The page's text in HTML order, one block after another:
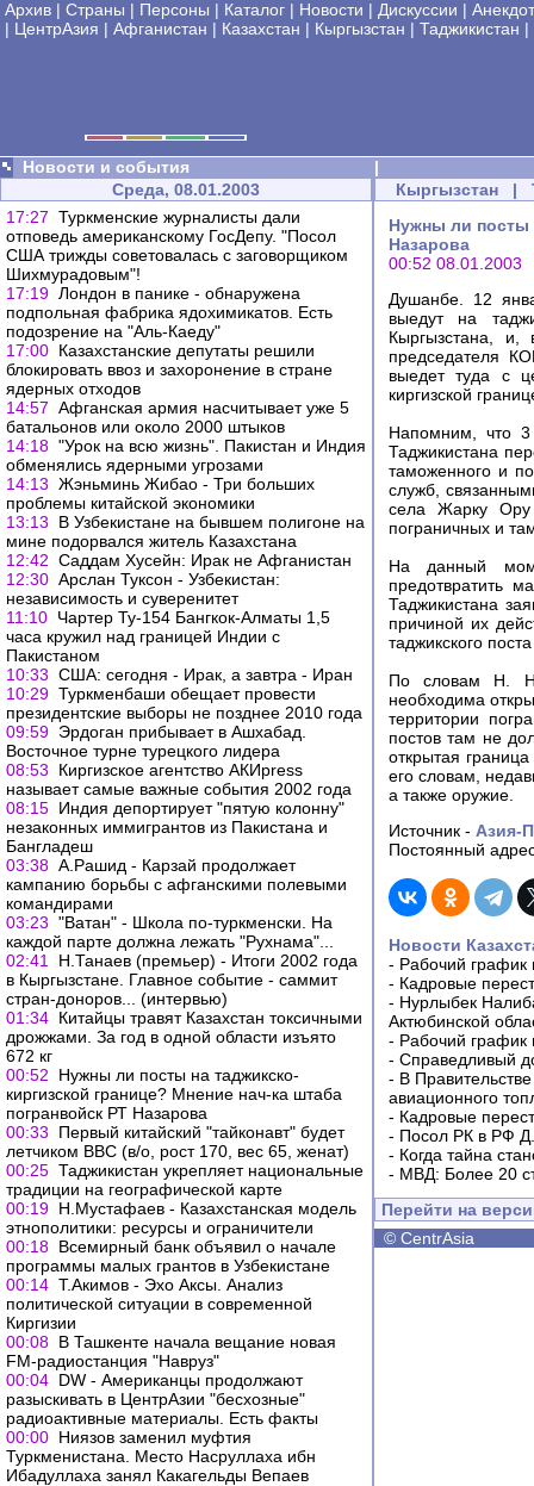
Архив | Страны | Персоны | Каталог | Новости | Дискуссии |
| ЦентрАзия | Афганистан | Казахстан | Кыргызстан | Таджикистан |
Новости и события
|
Среда, 08.01.2003
17:27 Туркменские журналисты дали
отповедь американскому ГосДепу. "Посол
США трижды советовалась с заговорщиком
Шихмурадовым"!
17:19 Лондон в панике - обнаружена
подпольная фабрика ядохимикатов. Есть
подозрение на "Аль-Каеду"
17:00 Казахстанские депутаты решили
блокировать ввоз и захоронение в стране
ядерных отходов
14:57 Афганская армия насчитывает уже 5
батальонов или около 2000 штыков
14:18 "Урок на всю жизнь". Пакистан и Индия
обменялись ядерными угрозами
14:13 Жэньминь Жибао - Три больших
проблемы китайской экономики
13:13
В Узбекистане на бывшем полигоне на
мине подорвался житель Казахстана
12:42 Саддам Хусейн: Ирак не Афганистан
12:30 Арслан Туксон - Узбекистан:
независимость и суверенитет
11:10 Чартер Ту-154 Бангкок-Алматы 1,5
часа кружил над границей Индии с
Пакистаном
10:33 США: сегодня - Ирак, а завтра - Иран
10:29 Туркменбаши обещает провести
президентские выборы не позднее 2010 года
09:59 Эрдоган прибывает в Ашхабад.
Восточное турне турецкого лидера
08:53
Киргизское агентство АКИpress
называет самые важные события 2002 года
08:15 Индия депортирует "пятую колонну"
незаконных иммигрантов из Пакистана и
Бангладеш
03:38 А.Рашид - Карзай продолжает
кампанию борьбы с афганскими полевыми
командирами
03:23 "Ватан" - Школа по-туркменски. На
каждой парте должна лежать "Рухнама"...
02:41
Н.Танаев (премьер) - Итоги 2002 года
в Кыргызстане. Главное событие - саммит
стран-доноров... (интервью)
01:34 Китайцы травят Казахстан токсичными
дрожжами. За год в одной области изъято
672 кг
00:52
Нужны ли посты на таджикско-
киргизской границе? Мнение нач-ка штаба
погранвойск РТ Назарова
00:33
Первый китайский "тайконавт" будет
летчиком ВВС (в/о, рост 170, вес 65, женат)
00:25 Таджикистан укрепляет национальные
традиции на географической карте
00:19 Н.Мустафаев - Казахстанская модель
этнополитики: ресурсы и ограничители
00:18 Всемирный банк объявил о начале
программы малых грантов в Узбекистане
00:14 Т.Акимов - Эхо Аксы. Анализ
политической ситуации в современной
Киргизии
00:08 В Ташкенте начала вещание новая
FM-радиостанция "Навруз"
00:04 DW - Американцы продолжают
разыскивать в ЦентрАзии "бесхозные"
радиоактивные материалы. Есть факты
00:00 Ниязов заменил муфтия
Туркменистана. Место Насруллаха ибн
Ибадуллаха занял Какагельды Вепаев
Кыргызстан |
Нужны ли посты
Назарова
00:52 08.01.2003
Душанбе. 12
выедут на
Кыргызстана, и,
председателя
выедет туда с
киргизской
Напомним, что 3
Таджикистана
таможенного и
служб,
села Жарку Ору
пограничных и
На данный
предотвратить
Таджикистана
причиной их
таджикского
По словам Н.
необходима
территории
постов там не
открытая
его словам,
а также оружие.
Источник - Азия-
Постоянный
Новости
- Рабочий график
- Кадровые
- Нурлыбек
Актюбинской
- Рабочий график
- Справедливый
- В
авиационного
- Кадровые
- Посол РК в РФ
- Когда тайна
- МВД: Более 20
Перейти на
© CentrAsia